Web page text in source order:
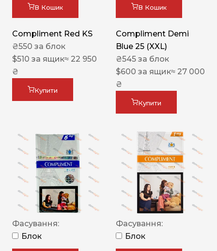
В Кошик
Compliment Red KS
₴550 за блок
$510 за ящик≈ 22 950
₴
Купити
В Кошик
Compliment Demi
Blue 25 (XXL)
₴545 за блок
$600 за ящик≈ 27 000
₴
Купити
Фасування:
Блок
Фасування:
Блок